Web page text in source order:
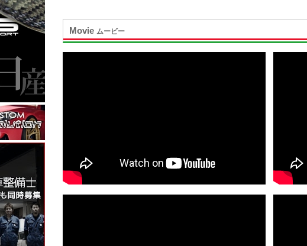
Movie ムービー